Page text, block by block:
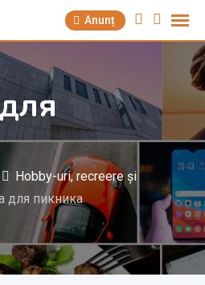
Anunț
Hobby-uri, recreere și
для пикника